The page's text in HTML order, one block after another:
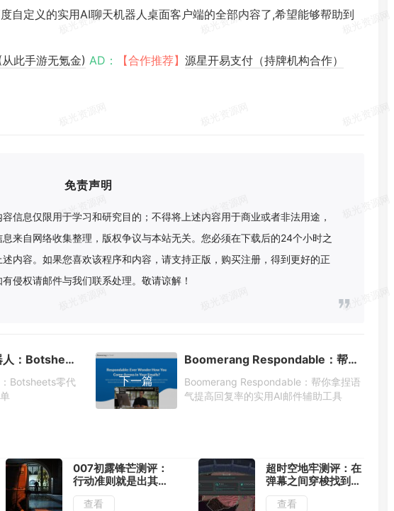
自定义的实用AI聊天机器人桌面客户端的全部内容了,希望能够帮助到
此手游无氪金) AD： 【合作推荐】 源星开易支付（持牌机构合作）
免责声明
信息仅限用于学习和研究目的；不得将上述内容用于商业或者非法用途，
来自网络收集整理，版权争议与本站无关。您必须在下载后的24个小时之
内容。如果您喜欢该程序和内容，请支持正版，购买注册，得到更好的正
侵权请邮件与我们联系处理。敬请谅解！
把表格变成聊天机器人：Botsheets零代码平台让数据互动更简单
Botsheets零代
下一篇
Boomerang Respondable：帮你拿捏语气提高回复率的实用AI邮件辅助工具
Boomerang Respondable：帮你拿捏语
气提高回复率的实用AI邮件辅助工具
007初露锋芒测评：
行动准则就是出其不
意
查看
超时空地牢测评：在
弹幕之间穿梭找到合
适的位置输出
查看